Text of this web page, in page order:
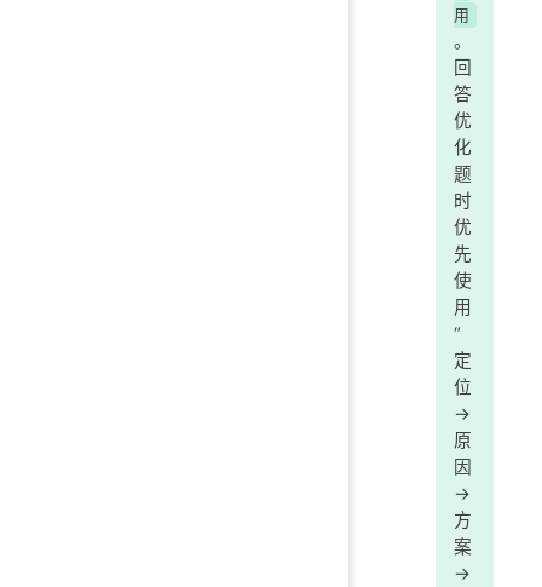
用
。
回
答
优
化
题
时
优
先
使
用
“
定
位
->
原
因
->
方
案
->